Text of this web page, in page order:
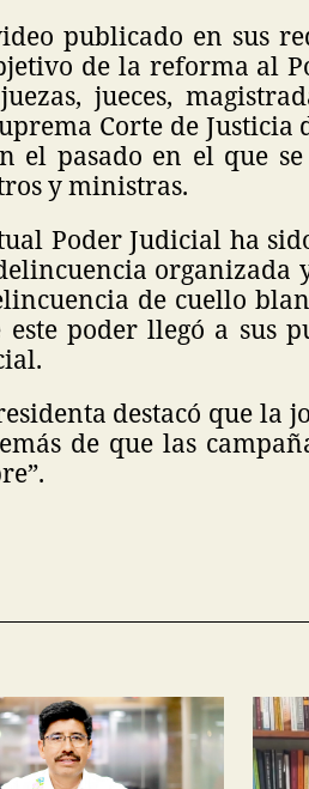
publicado en sus
de la reforma al
jueces,
Corte de Justicia
el pasado en el que
y ministras.
Poder Judicial ha
organizada
de cuello
poder llegó a sus
destacó que la
de que las